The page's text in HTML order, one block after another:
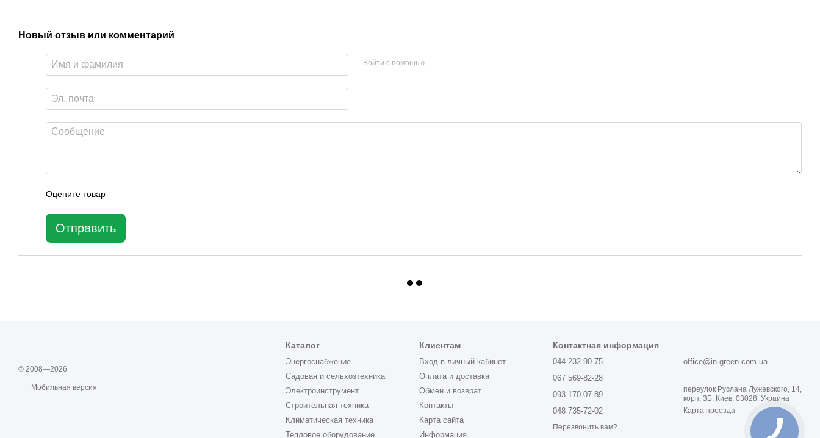
Новый отзыв или комментарий
Войти с помощью
Оцените товар
Отправить
© 2008—2026
Мобильная версия
Каталог
Энергоснабжение
Садовая и сельхозтехника
Электроинструмент
Строительная техника
Климатическая техника
Тепловое оборудование
Клиентам
Вход в личный кабинет
Оплата и доставка
Обмен и возврат
Контакты
Карта сайта
Информация
Контактная информация
044 232-90-75
067 569-82-28
093 170-07-89
048 735-72-02
Перезвонить вам?
office@in-green.com.ua
переулок Руслана Лужевского, 14,
корп. 3Б, Киев, 03028, Украина
Карта проезда